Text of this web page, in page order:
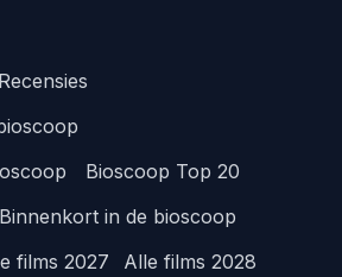
Recensies
Bioscoop Top 20
Binnenkort in de bioscoop
films 2027 Alle films 2028